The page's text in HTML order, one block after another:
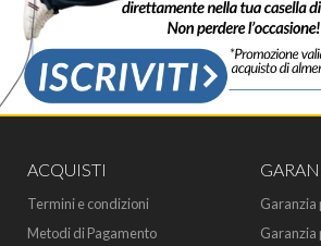
ACQUISTI
Termini e condizioni
Metodi di Pagamento
Garanzia
Garanzia